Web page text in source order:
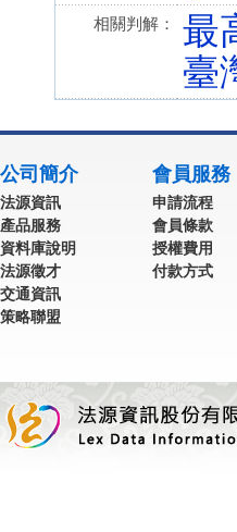
相關判解：
最
臺
公司簡介
法源資訊
產品服務
資料庫說明
法源徵才
交通資訊
策略聯盟
會員服務
申請流程
會員條款
授權費用
付款方式